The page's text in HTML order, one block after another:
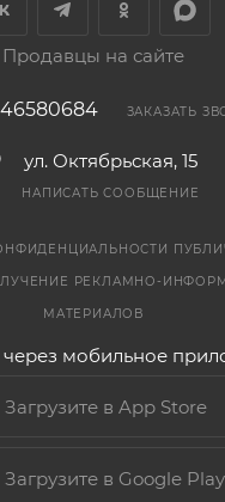
Продавцы на сайте
ЗАКАЗАТЬ
ул. Октябрьская, 15
НАПИСАТЬ СООБЩЕНИЕ
РЕКЛАМНО-
МАТЕРИАЛОВ
мобильное
Загрузите в App Store
Загрузите в Google Play